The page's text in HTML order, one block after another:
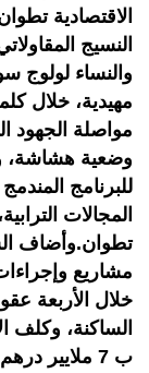
الاقتصادية
النسيج
والنساء لولوج
مهيدية، خلال
مواصلة
وضعية هشاشة،
للبرنامج المندمج
المجالات
تطوان.وأضاف
مشاريع
خلال الأربعة
الساكنة، وكلف
ب 7 ملايير